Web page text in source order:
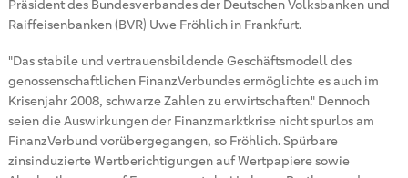
Präsident des Bundesverbandes der Deutschen Volksbanken und
Raiffeisenbanken (BVR) Uwe Fröhlich in Frankfurt.
"Das stabile und vertrauensbildende Geschäftsmodell des
genossenschaftlichen FinanzVerbundes ermöglichte es auch im
Krisenjahr 2008, schwarze Zahlen zu erwirtschaften." Dennoch
seien die Auswirkungen der Finanzmarktkrise nicht spurlos am
FinanzVerbund vorübergegangen, so Fröhlich. Spürbare
zinsinduzierte Wertberichtigungen auf Wertpapiere sowie